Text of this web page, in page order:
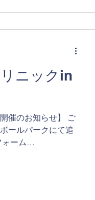
ニックin
催のお知らせ】 ご
ールパークにて追
ーム